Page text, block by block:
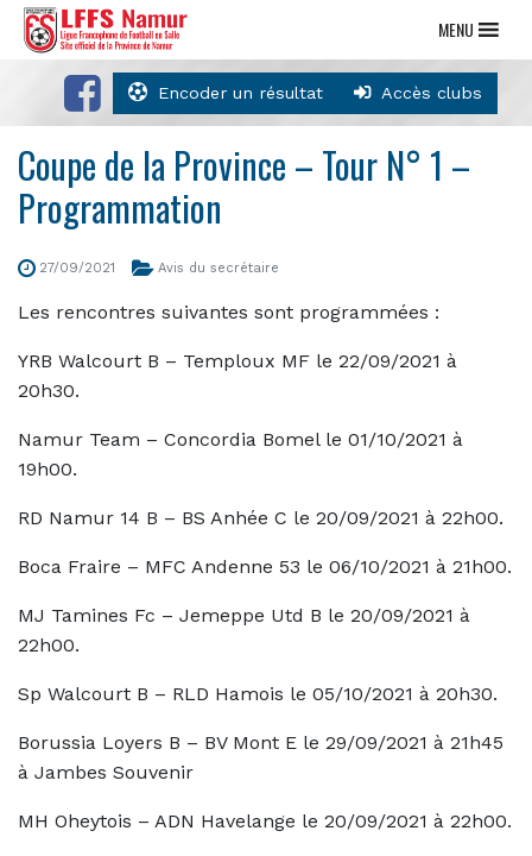
Encoder un résultat Accès clubs
MENU
Coupe de la Province – Tour N° 1 –
Programmation
27/09/2021 Avis du secrétaire
Les rencontres suivantes sont programmées :
YRB Walcourt B – Temploux MF le 22/09/2021 à
20h30.
Namur Team – Concordia Bomel le 01/10/2021 à
19h00.
RD Namur 14 B – BS Anhée C le 20/09/2021 à 22h00.
Boca Fraire – MFC Andenne 53 le 06/10/2021 à 21h00.
MJ Tamines Fc – Jemeppe Utd B le 20/09/2021 à
22h00.
Sp Walcourt B – RLD Hamois le 05/10/2021 à 20h30.
Borussia Loyers B – BV Mont E le 29/09/2021 à 21h45
à Jambes Souvenir
MH Oheytois – ADN Havelange le 20/09/2021 à 22h00.